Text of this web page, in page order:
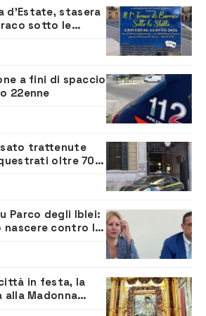
d’Estate, stasera
sotto le
a fini di spaccio
22enne
trattenute
oltre 700
Parco degli Iblei:
nascere contro le
in festa, la
alla Madonna